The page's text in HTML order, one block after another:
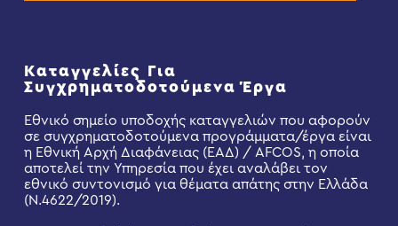
Καταγγελίες Για
Συγχρηματοδοτούμενα Έργα
Εθνικό σημείο υποδοχής καταγγελιών που αφορούν
σε συγχρηματοδοτούμενα προγράμματα/έργα είναι
η Εθνική Αρχή Διαφάνειας (ΕΑΔ) / AFCOS, η οποία
αποτελεί την Υπηρεσία που έχει αναλάβει τον
εθνικό συντονισμό για θέματα απάτης στην Ελλάδα
(Ν.4622/2019).